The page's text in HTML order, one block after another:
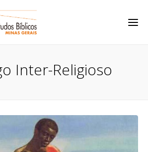
Inter-Religioso